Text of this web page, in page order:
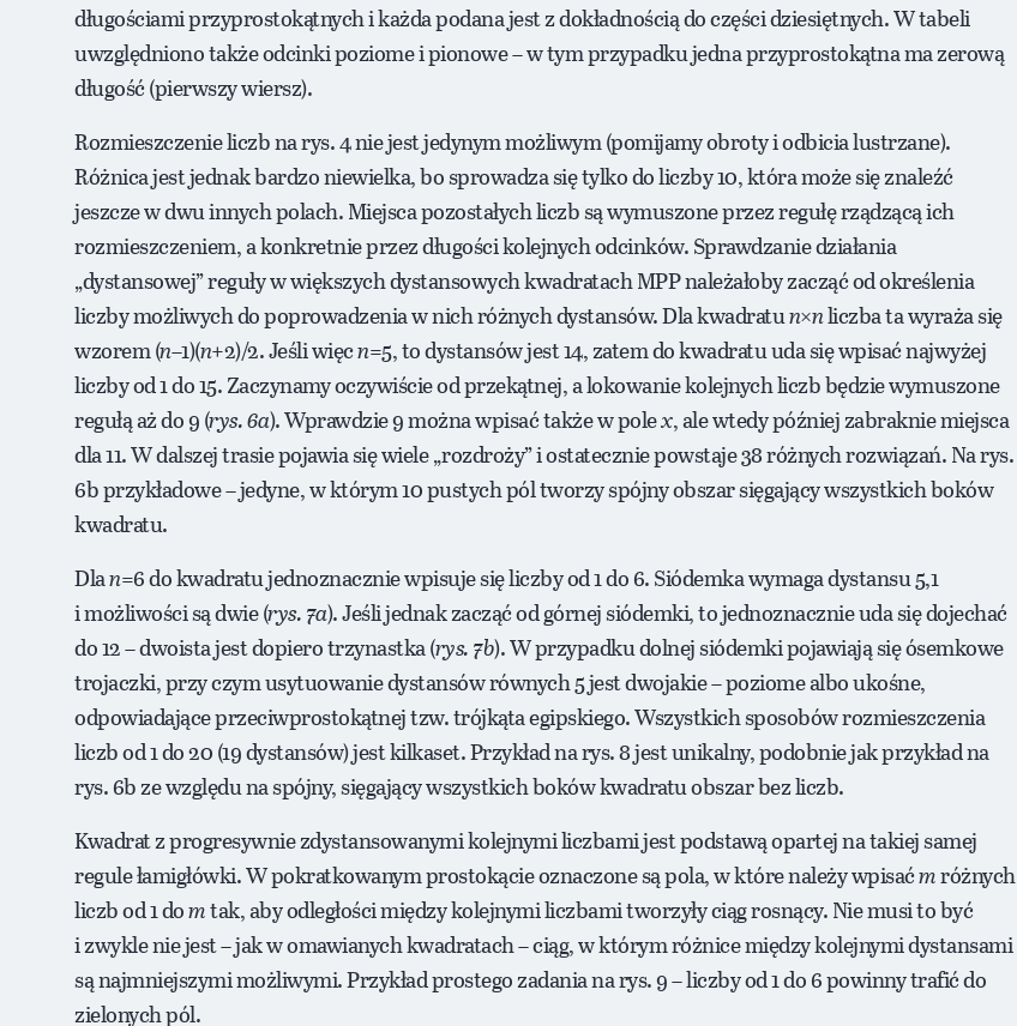
długościami przyprostokątnych i każda podana jest z dokładnością do części dziesiętnych. W tabeli
uwzględniono także odcinki poziome i pionowe – w tym przypadku jedna przyprostokątna ma zerową
długość (pierwszy wiersz).
Rozmieszczenie liczb na rys. 4 nie jest jedynym możliwym (pomijamy obroty i odbicia lustrzane).
Różnica jest jednak bardzo niewielka, bo sprowadza się tylko do liczby 10, która może się znaleźć
jeszcze w dwu innych polach. Miejsca pozostałych liczb są wymuszone przez regułę rządzącą ich
rozmieszczeniem, a konkretnie przez długości kolejnych odcinków. Sprawdzanie działania
„dystansowej” reguły w większych dystansowych kwadratach MPP należałoby zacząć od określenia
liczby możliwych do poprowadzenia w nich różnych dystansów. Dla kwadratun×nliczba ta wyraża się
wzorem (n–1)(n+2)/2. Jeśli więcn=5, to dystansów jest 14, zatem do kwadratu uda się wpisać najwyżej
liczby od 1 do 15. Zaczynamy oczywiście od przekątnej, a lokowanie kolejnych liczb będzie wymuszone
regułą aż do 9 (rys. 6a). Wprawdzie 9 można wpisać także w polex, ale wtedy później zabraknie miejsca
dla 11. W dalszej trasie pojawia się wiele „rozdroży” i ostatecznie powstaje 38 różnych rozwiązań. Na rys.
6b przykładowe – jedyne, w którym 10 pustych pól tworzy spójny obszar sięgający wszystkich boków
kwadratu.
Dlan=6 do kwadratu jednoznacznie wpisuje się liczby od 1 do 6. Siódemka wymaga dystansu 5,1
i możliwości są dwie (rys. 7a). Jeśli jednak zacząć od górnej siódemki, to jednoznacznie uda się dojechać
do 12 – dwoista jest dopiero trzynastka (rys. 7b). W przypadku dolnej siódemki pojawiają się ósemkowe
trojaczki, przy czym usytuowanie dystansów równych 5 jest dwojakie – poziome albo ukośne,
odpowiadające przeciwprostokątnej tzw. trójkąta egipskiego. Wszystkich sposobów rozmieszczenia
liczb od 1 do 20 (19 dystansów) jest kilkaset. Przykład na rys. 8 jest unikalny, podobnie jak przykład na
rys. 6b ze względu na spójny, sięgający wszystkich boków kwadratu obszar bez liczb.
Kwadrat z progresywnie zdystansowanymi kolejnymi liczbami jest podstawą opartej na takiej samej
regule łamigłówki. W pokratkowanym prostokącie oznaczone są pola, w które należy wpisaćmróżnych
liczb od 1 domtak, aby odległości między kolejnymi liczbami tworzyły ciąg rosnący. Nie musi to być
i zwykle nie jest – jak w omawianych kwadratach – ciąg, w którym różnice między kolejnymi dystansami
są najmniejszymi możliwymi. Przykład prostego zadania na rys. 9 – liczby od 1 do 6 powinny trafić do
zielonych pól.